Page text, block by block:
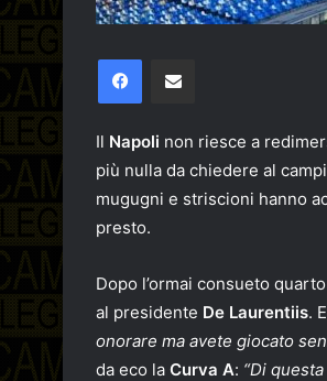
Facebook
Il Napoli non riesce a
più nulla da chiedere al
mugugni e striscioni hanno
presto.
Dopo l’ormai consueto
al presidente De Laurentiis.
onorare ma avete giocato
da eco la Curva A: “Di